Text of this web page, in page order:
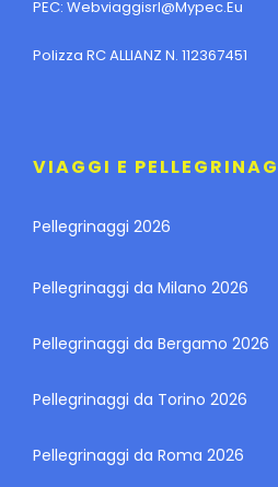
PEC: Webviaggisrl@mypec.eu
Polizza RC ALLIANZ N. 112367451
VIAGGI E
Pellegrinaggi 2026
Pellegrinaggi da Milano 2026
Pellegrinaggi da Bergamo 2026
Pellegrinaggi da Torino 2026
Pellegrinaggi da Roma 2026